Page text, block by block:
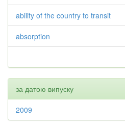
ability of the country to transit
absorption
за датою випуску
2009